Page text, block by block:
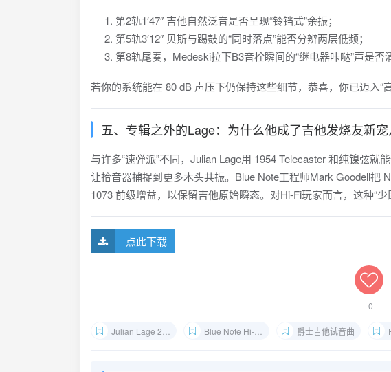
第2轨1′47″ 吉他自然泛音是否呈现“铃铛式”余振；
第5轨3′12″ 贝斯与踢鼓的“同时落点”能否分辨两层低频；
第8轨尾奏，Medeski拉下B3音栓瞬间的“继电器咔哒”声是否
若你的系统能在 80 dB 声压下仍保持这些细节，恭喜，你已迈入“高
五、专辑之外的Lage：为什么他成了吉他发烧友新
与许多“速弹派”不同，Julian Lage用 1954 Telecaster 和纯镍弦
让拾音器捕捉到更多木头共振。Blue Note工程师Mark Goodell把
1073 前级增益，以保留吉他原始瞬态。对Hi-Fi玩家而言，这种“少
点此下载
0
Julian Lage 24bit下载 Blue Note Hi-Res资源 爵士吉他试音曲